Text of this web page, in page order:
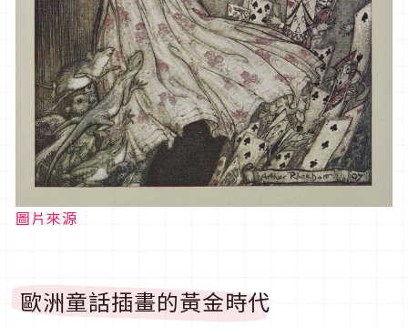
圖片來源
歐洲童話插畫的黃金時代